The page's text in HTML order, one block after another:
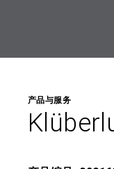
产品与服务